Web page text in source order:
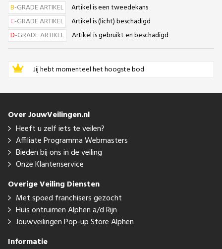
B-GRADE ARTIKEL
Artikel is een tweedekans
C-GRADE ARTIKEL
Artikel is (licht) beschadigd
D-GRADE ARTIKEL Artikel is gebruikt en beschadigd
Jij hebt momenteel het hoogste bod
Over JouwVeilingen.nl
Heeft u zelf iets te veilen?
Affiliate Programma Webmasters
Bieden bij ons in de veiling
Onze Klantenservice
Overige Veiling Diensten
Met spoed franchisers gezocht
Huis ontruimen Alphen a/d Rijn
Jouwveilingen Pop-up Store Alphen
Informatie